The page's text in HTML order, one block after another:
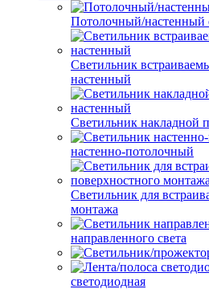
Потолочный/настенный
Светильник
настенный
Светильник накладной
настенно-потолочный
Светильник для
монтажа
направленного света
светодиодная